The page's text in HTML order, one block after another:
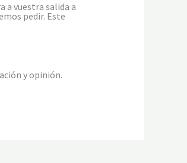
a vuestra salida a
pedir. Este
y opinión.